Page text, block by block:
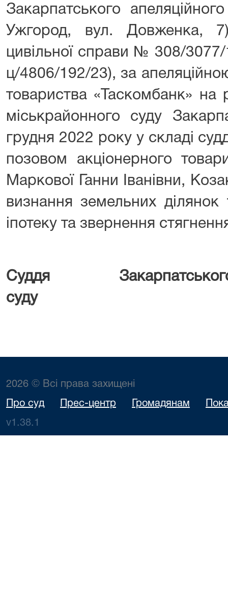
Закарпатського
Ужгород, вул. Довженка, 7)
цивільної справи № 308/
ц/4806/192/23), за
товариства «Таскомбанк» на
міськрайонного суду
грудня 2022 року у складі
позовом акціонерного
Маркової Ганни Іванівни,
визнання земельних
іпотеку та звернення
Суддя
суду
2026 © Всі права захищені
Про суд Прес-центр Громадянам
v1.38.1